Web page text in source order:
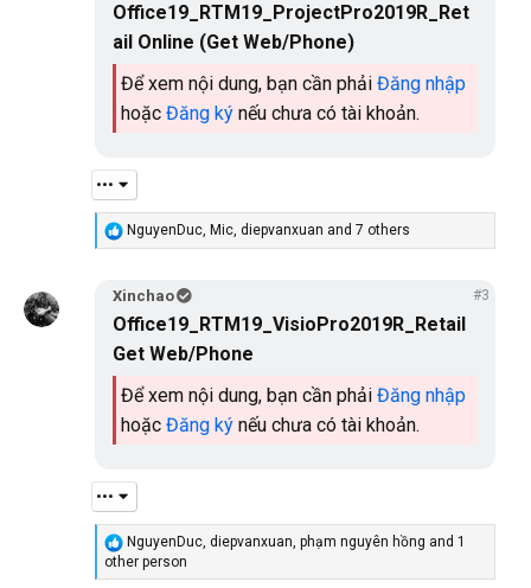
Office19_RTM19_ProjectPro2019R_Ret
ail Online (Get Web/Phone)
Để xem nội dung, bạn cần phải Đăng nhập
hoặc Đăng ký nếu chưa có tài khoản.
•••
R
e
t
i
n
:
NguyenDuc, Mic, diepvanxuan and 7 others
Xinchao #3
Office19_RTM19_VisioPro2019R_Retail
Get Web/Phone
Để xem nội dung, bạn cần phải Đăng nhập
hoặc Đăng ký nếu chưa có tài khoản.
•••
R
e
a
NguyenDuc, diepvanxuan, phạm nguyên hồng and 1
other person